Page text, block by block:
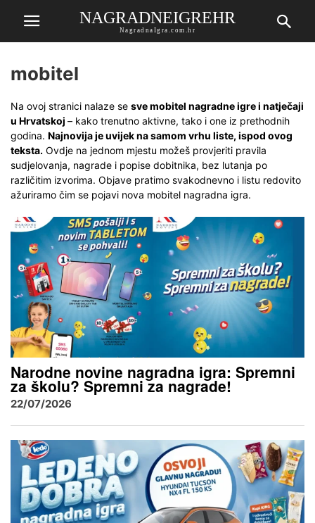
NAGRADNEIGREHR
NagradnaIgra.com.hr
mobitel
Na ovoj stranici nalaze se sve mobitel nagradne igre i natječaji
u Hrvatskoj – kako trenutno aktivne, tako i one iz prethodnih
godina. Najnovija je uvijek na samom vrhu liste, ispod ovog
teksta. Ovdje na jednom mjestu možeš provjeriti pravila
sudjelovanja, nagrade i popise dobitnika, bez lutanja po
različitim izvorima. Objave pratimo svakodnevno i listu redovito
ažuriramo čim se pojavi nova mobitel nagradna igra.
Narodne novine nagradna igra: Spremni
za školu? Spremni za nagrade!
22/07/2026